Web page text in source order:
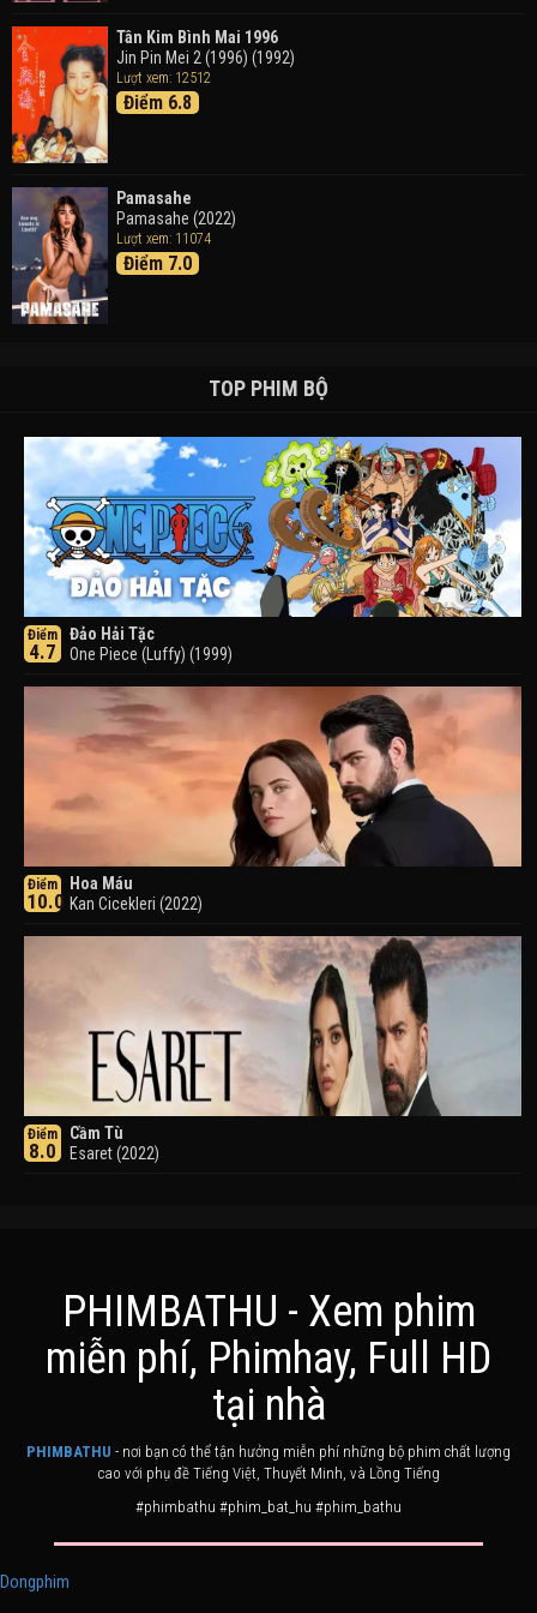
Tân Kim Bình Mai 1996
Jin Pin Mei 2 (1996) (1992)
Lượt xem: 12512
Điểm 6.8
Pamasahe
Pamasahe (2022)
Lượt xem: 11074
Điểm 7.0
TOP PHIM BỘ
Điểm
4.7
Đảo Hải Tặc
One Piece (Luffy) (1999)
Điểm
10.0
Hoa Máu
Kan Cicekleri (2022)
Điểm
8.0
Cầm Tù
Esaret (2022)
Khuyển Dạ Xoa
PHIMBATHU - Xem phim
miễn phí, Phimhay, Full HD
tại nhà
PHIMBATHU - nơi bạn có thể tận hưởng miễn phí những bộ phim chất lượng
cao với phụ đề Tiếng Việt, Thuyết Minh, và Lồng Tiếng
#phimbathu #phim_bat_hu #phim_bathu
Dongphim